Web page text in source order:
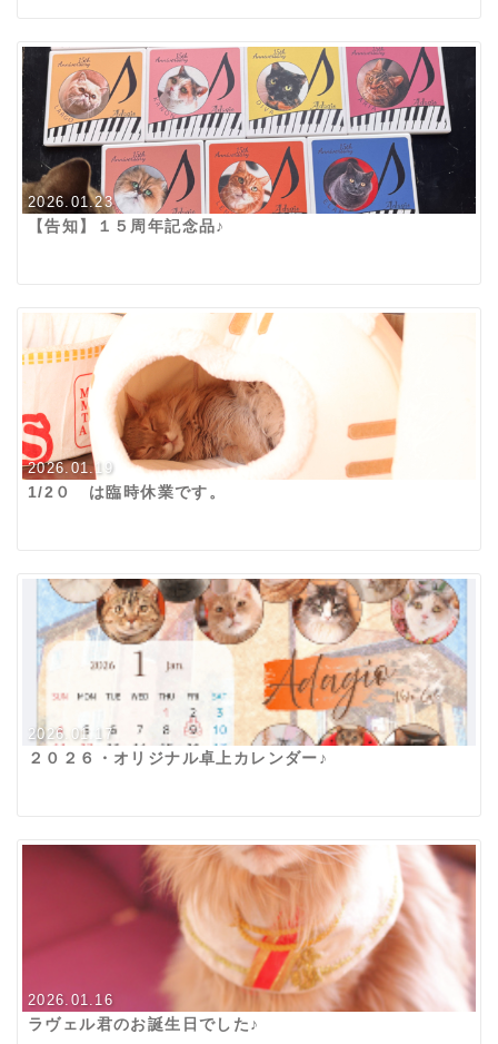
2026.01.23
【告知】１５周年記念品♪
2026.01.19
1/2０ は臨時休業です。
2026.01.17
２０２６・オリジナル卓上カレンダー♪
2026.01.16
ラヴェル君のお誕生日でした♪